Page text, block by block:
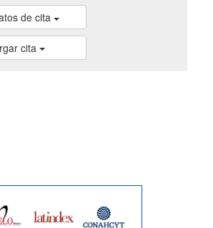
de cita
cita